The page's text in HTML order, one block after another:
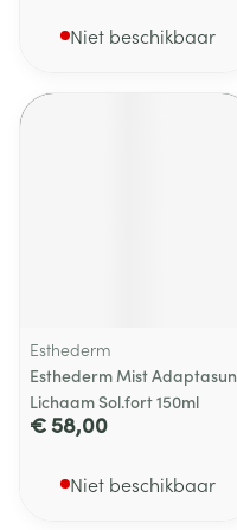
Niet beschikbaar
Esthederm
Esthederm Mist Adaptasun
Lichaam Sol.fort 150ml
€ 58,00
Niet beschikbaar